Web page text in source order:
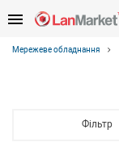
Мережеве обладнання
Фільтр